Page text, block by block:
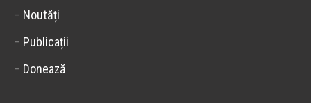
– Noutăți
– Publicații
– Donează